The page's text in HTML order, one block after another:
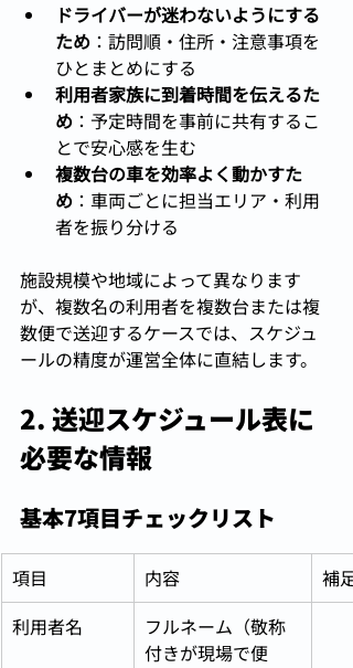
ドライバーが迷わないようにする
ため ：訪問順・住所・注意事項を
ひとまとめにする
利用者家族に到着時間を伝えるた
め ：予定時間を事前に共有するこ
とで安心感を生む
複数台の車を効率よく動かすた
め ：車両ごとに担当エリア・利用
者を振り分ける
施設規模や地域によって異なります
が、複数名の利用者を複数台または複
数便で送迎するケースでは、スケジュ
ールの精度が運営全体に直結します。
2. 送迎スケジュール表に
必要な情報
基本7項目チェックリスト
項目 内容
補足
利用者名
フルネーム（敬称
付きが現場で便